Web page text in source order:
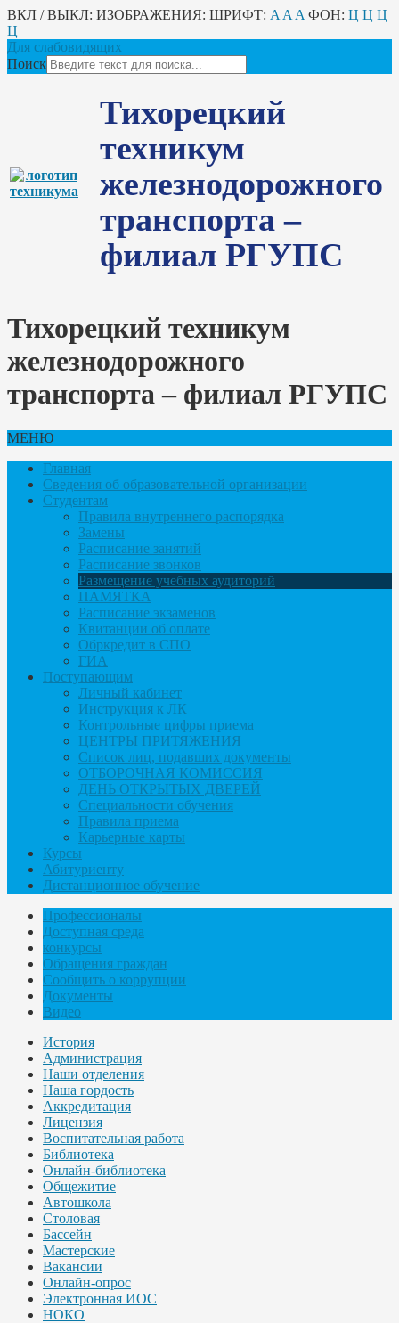
ВКЛ / ВЫКЛ: ИЗОБРАЖЕНИЯ: ШРИФТ: A A A ФОН: Ц Ц Ц
Ц
Для слабовидящих
Поиск
Тихорецкий
техникум
железнодорожного
транспорта –
филиал РГУПС
Тихорецкий техникум
железнодорожного
транспорта – филиал РГУПС
МЕНЮ
Главная
Сведения об образовательной организации
Студентам
Правила внутреннего распорядка
Замены
Расписание занятий
Расписание звонков
Размещение учебных аудиторий
ПАМЯТКА
Расписание экзаменов
Квитанции об оплате
Обркредит в СПО
ГИА
Поступающим
Личный кабинет
Инструкция к ЛК
Контрольные цифры приема
ЦЕНТРЫ ПРИТЯЖЕНИЯ
Список лиц, подавших документы
ОТБОРОЧНАЯ КОМИССИЯ
ДЕНЬ ОТКРЫТЫХ ДВЕРЕЙ
Специальности обучения
Правила приема
Карьерные карты
Курсы
Абитуриенту
Дистанционное обучение
Профессионалы
Доступная среда
конкурсы
Обращения граждан
Сообщить о коррупции
Документы
Видео
История
Администрация
Наши отделения
Наша гордость
Аккредитация
Лицензия
Воспитательная работа
Библиотека
Онлайн-библиотека
Общежитие
Автошкола
Столовая
Бассейн
Мастерские
Вакансии
Онлайн-опрос
Электронная ИОС
НОКО